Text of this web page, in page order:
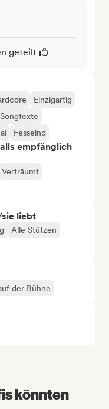
geteilt
Einzigartig
Fesselnd
empfänglich
Verträumt
liebt
Alle Stützen
der Bühne
könnten